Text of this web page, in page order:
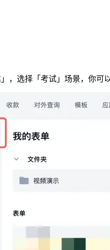
，选择「考试」场景，你可